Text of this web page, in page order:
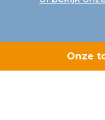
Onze